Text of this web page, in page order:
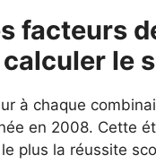
facteurs
le
à chaque
en 2008. Cette
plus la réussite